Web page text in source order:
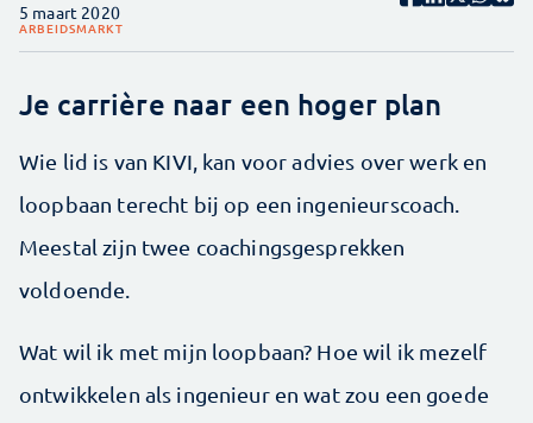
5 maart 2020
ARBEIDSMARKT
Je carrière naar een hoger plan
Wie lid is van KIVI, kan voor advies over werk en
loopbaan terecht bij op een ingenieurscoach.
Meestal zijn twee coachingsgesprekken
voldoende.
Wat wil ik met mijn loopbaan? Hoe wil ik mezelf
ontwikkelen als ingenieur en wat zou een goede